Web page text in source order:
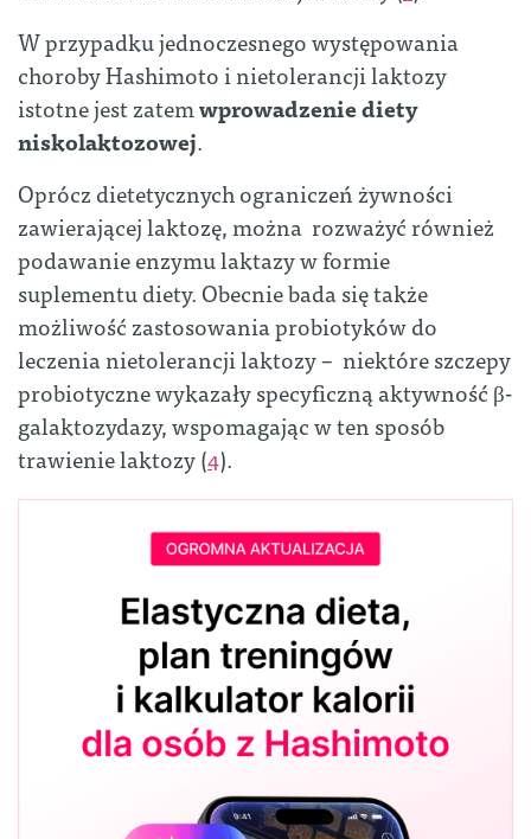
W przypadku jednoczesnego występowania
choroby Hashimoto i nietolerancji laktozy
istotne jest zatemwprowadzenie diety
niskolaktozowej.
Oprócz dietetycznych ograniczeń żywności
zawierającej laktozę, można rozważyć również
podawanie enzymu laktazy w formie
suplementu diety. Obecnie bada się także
możliwość zastosowania probiotyków do
leczenia nietolerancji laktozy – niektóre szczepy
probiotyczne wykazały specyficzną aktywność β-
galaktozydazy, wspomagając w ten sposób
trawienie laktozy (4).